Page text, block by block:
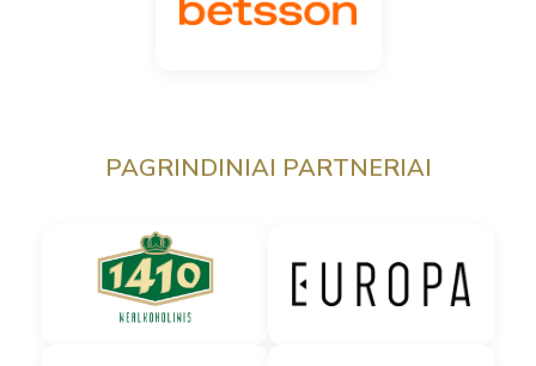
PAGRINDINIAI PARTNERIAI